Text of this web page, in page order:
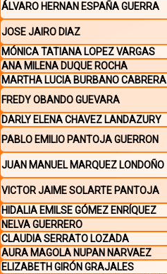
ÁLVARO HERNAN ESPAÑA GUERRA
JOSE JAIRO DIAZ
MÓNICA TATIANA LOPEZ VARGAS
ANA MILENA DUQUE ROCHA
MARTHA LUCIA BURBANO CABRERA
FREDY OBANDO GUEVARA
DARLY ELENA CHAVEZ LANDAZURY
PABLO EMILIO PANTOJA GUERRON
JUAN MANUEL MARQUEZ LONDOÑO
VICTOR JAIME SOLARTE PANTOJA
HIDALIA EMILSE GÓMEZ ENRÍQUEZ
NELVA GUERRERO
CLAUDIA SERRATO LOZADA
AURA MAGOLA NUPAN NARVAEZ
ELIZABETH GIRÓN GRAJALES